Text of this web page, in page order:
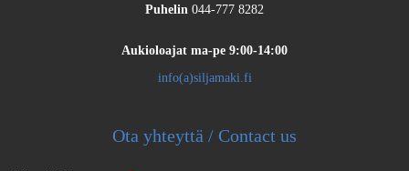
Puhelin 044-777 8282
Aukioloajat ma-pe 9:00-14:00
info(a)siljamaki.fi
Ota yhteyttä / Contact us